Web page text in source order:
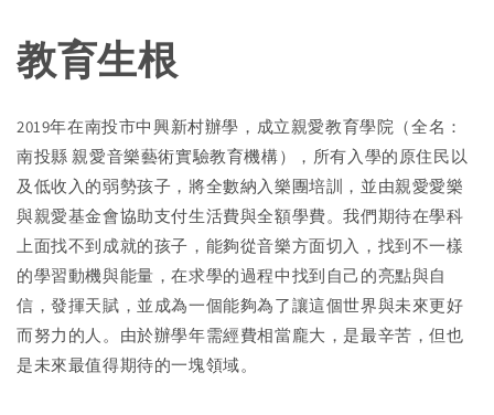
教育生根
2019年在南投市中興新村辦學，成立親愛教育學院（全名：
南投縣 親愛音樂藝術實驗教育機構），所有入學的原住民以
及低收入的弱勢孩子，將全數納入樂團培訓，並由親愛愛樂
與親愛基金會協助支付生活費與全額學費。我們期待在學科
上面找不到成就的孩子，能夠從音樂方面切入，找到不一樣
的學習動機與能量，在求學的過程中找到自己的亮點與自
信，發揮天賦，並成為一個能夠為了讓這個世界與未來更好
而努力的人。由於辦學年需經費相當龐大，是最辛苦，但也
是未來最值得期待的一塊領域。